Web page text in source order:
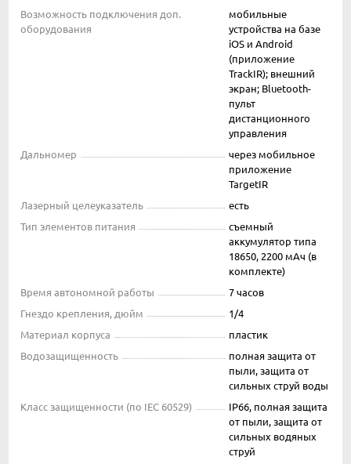
Возможность подключения доп.
оборудования
мобильные
устройства на базе
iOS и Android
(приложение
TrackIR); внешний
экран; Bluetooth-
пульт
дистанционного
управления
Дальномер
через мобильное
приложение
TargetIR
Лазерный целеуказатель
есть
Тип элементов питания
съемный
аккумулятор типа
18650, 2200 мАч (в
комплекте)
Время автономной работы
7 часов
Гнездо крепления, дюйм
1/4
Материал корпуса
пластик
Водозащищенность
полная защита от
пыли, защита от
сильных струй воды
Класс защищенности (по IEC 60529)
IP66, полная защита
от пыли, защита от
сильных водяных
струй